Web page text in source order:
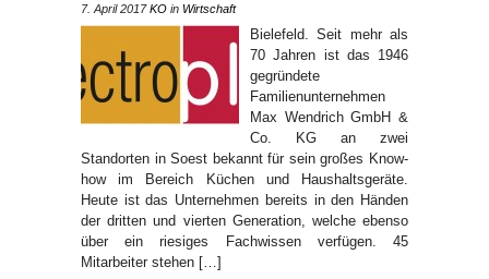
7. April 2017 KO in Wirtschaft
Bielefeld. Seit mehr als
70 Jahren ist das 1946
gegründete
Familienunternehmen
Max Wendrich GmbH &
Co. KG an zwei
Standorten in Soest bekannt für sein großes Know-
how im Bereich Küchen und Haushaltsgeräte.
Heute ist das Unternehmen bereits in den Händen
der dritten und vierten Generation, welche ebenso
über ein riesiges Fachwissen verfügen. 45
Mitarbeiter stehen […]